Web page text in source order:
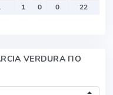
1 0 0 22
VERDURA ПО